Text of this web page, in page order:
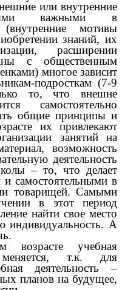
или внутренние
важными в
(внутренние мотивы
знаний, их
расширении
с общественным
многое зависит
подросткам (7-9
то, что внешне
самостоятельно
общие принципы и
их привлекают
занятий на
возможность
деятельность
– то, что делает
и самостоятельными в
товарищей. Самыми
в этот период
найти свое место
индивидуальность. А
учебная
меняется, т.к. для
деятельность –
планов на будущее,